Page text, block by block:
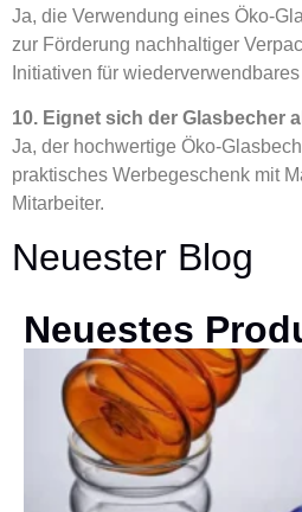
Ja, die Verwendung eines Öko-
zur Förderung nachhaltiger
Initiativen für
10. Eignet sich der Glasbecher
Ja, der hochwertige Öko-
praktisches Werbegeschenk mit
Mitarbeiter.
Neuester Blog
Neuestes